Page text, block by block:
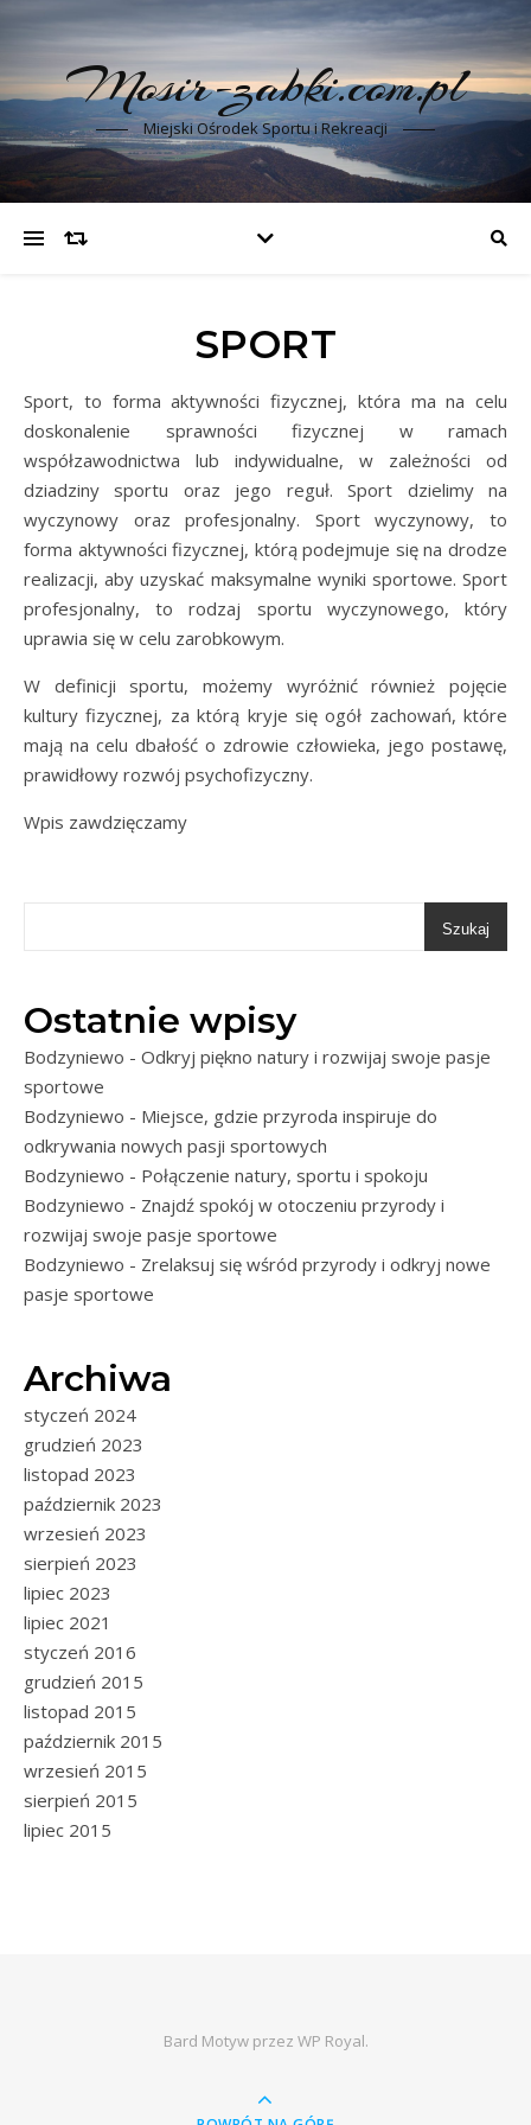
Mosir-zabki.com.pl
Miejski Ośrodek Sportu i Rekreacji
SPORT
Sport, to forma aktywności fizycznej, która ma na celu
doskonalenie sprawności fizycznej w ramach
współzawodnictwa lub indywidualne, w zależności od
dziadziny sportu oraz jego reguł. Sport dzielimy na
wyczynowy oraz profesjonalny. Sport wyczynowy, to
forma aktywności fizycznej, którą podejmuje się na drodze
realizacji, aby uzyskać maksymalne wyniki sportowe. Sport
profesjonalny, to rodzaj sportu wyczynowego, który
uprawia się w celu zarobkowym.
W definicji sportu, możemy wyróżnić również pojęcie
kultury fizycznej, za którą kryje się ogół zachowań, które
mają na celu dbałość o zdrowie człowieka, jego postawę,
prawidłowy rozwój psychofizyczny.
Wpis zawdzięczamy
Szukaj
Ostatnie wpisy
Bodzyniewo - Odkryj piękno natury i rozwijaj swoje pasje
sportowe
Bodzyniewo - Miejsce, gdzie przyroda inspiruje do
odkrywania nowych pasji sportowych
Bodzyniewo - Połączenie natury, sportu i spokoju
Bodzyniewo - Znajdź spokój w otoczeniu przyrody i
rozwijaj swoje pasje sportowe
Bodzyniewo - Zrelaksuj się wśród przyrody i odkryj nowe
pasje sportowe
Archiwa
styczeń 2024
grudzień 2023
listopad 2023
październik 2023
wrzesień 2023
sierpień 2023
lipiec 2023
lipiec 2021
styczeń 2016
grudzień 2015
listopad 2015
październik 2015
wrzesień 2015
sierpień 2015
lipiec 2015
Bard Motyw przez WP Royal.